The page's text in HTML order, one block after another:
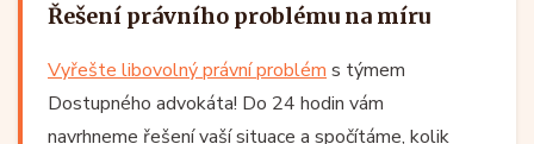
Řešení právního problému na míru
Vyřešte libovolný právní problém s týmem
Dostupného advokáta! Do 24 hodin vám
navrhneme řešení vaší situace a spočítáme, kolik